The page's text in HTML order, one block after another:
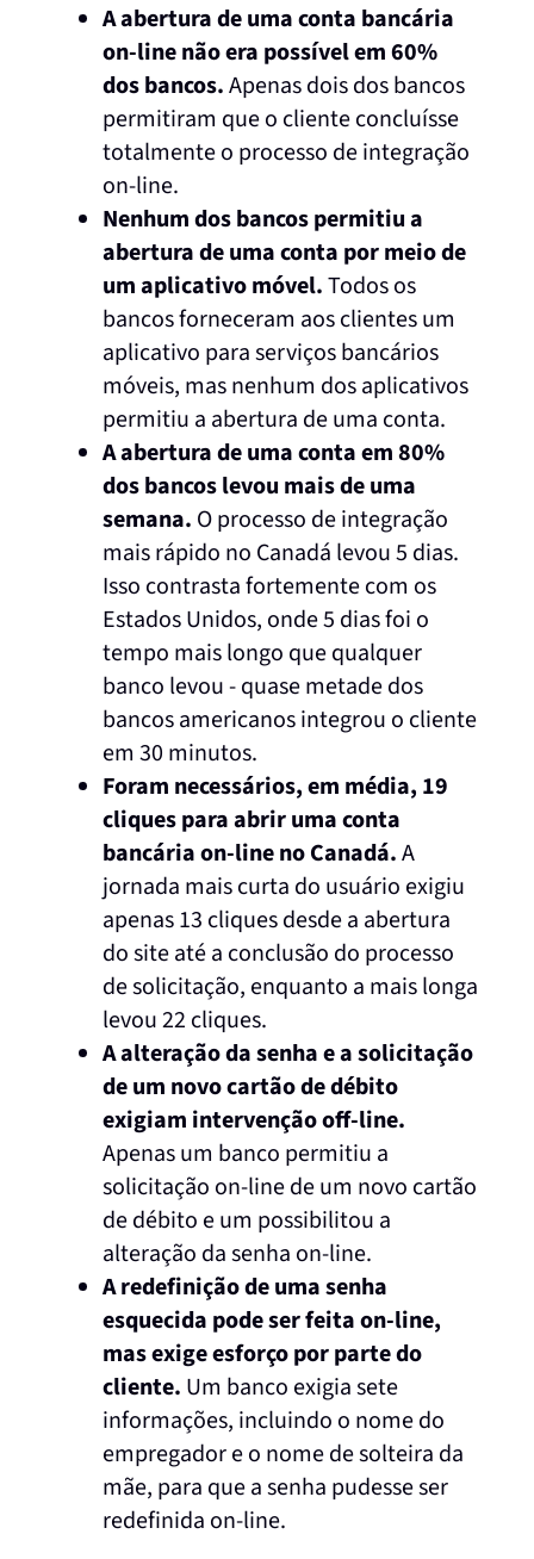
A abertura de uma conta bancária
on-line não era possível em 60%
dos bancos.Apenas dois dos bancos
permitiram que o cliente concluísse
totalmente o processo de integração
on-line.
Nenhum dos bancos permitiu a
abertura de uma conta por meio de
um aplicativo móvel.Todos os
bancos forneceram aos clientes um
aplicativo para serviços bancários
móveis, mas nenhum dos aplicativos
permitiu a abertura de uma conta.
A abertura de uma conta em 80%
dos bancos levou mais de uma
semana. O processo de integração
mais rápido no Canadá levou 5 dias.
Isso contrasta fortemente com os
Estados Unidos, onde 5 dias foi o
tempo mais longo que qualquer
banco levou - quase metade dos
bancos americanos integrou o cliente
em 30 minutos.
Foram necessários, em média, 19
cliques para abrir uma conta
bancária on-line no Canadá.A
jornada mais curta do usuário exigiu
apenas 13 cliques desde a abertura
do site até a conclusão do processo
de solicitação, enquanto a mais longa
levou 22 cliques.
A alteração da senha e a solicitação
de um novo cartão de débito
exigiam intervenção off-line.
Apenas um banco permitiu a
solicitação on-line de um novo cartão
de débito e um possibilitou a
alteração da senha on-line.
A redefinição de uma senha
esquecida pode ser feita on-line,
mas exige esforço por parte do
cliente. Um banco exigia sete
informações, incluindo o nome do
empregador e o nome de solteira da
mãe, para que a senha pudesse ser
redefinida on-line.